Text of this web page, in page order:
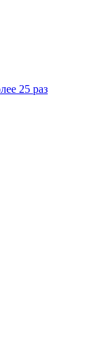
25 раз